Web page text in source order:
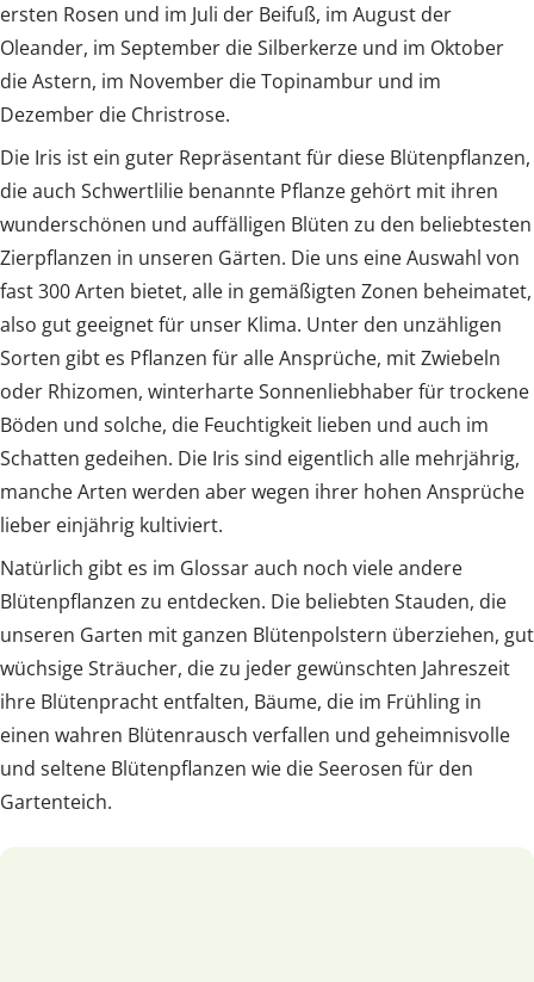
ersten Rosen und im Juli der Beifuß, im August der
Oleander, im September die Silberkerze und im Oktober
die Astern, im November die Topinambur und im
Dezember die Christrose.
Die Iris ist ein guter Repräsentant für diese Blütenpflanzen,
die auch Schwertlilie benannte Pflanze gehört mit ihren
wunderschönen und auffälligen Blüten zu den beliebtesten
Zierpflanzen in unseren Gärten. Die uns eine Auswahl von
fast 300 Arten bietet, alle in gemäßigten Zonen beheimatet,
also gut geeignet für unser Klima. Unter den unzähligen
Sorten gibt es Pflanzen für alle Ansprüche, mit Zwiebeln
oder Rhizomen, winterharte Sonnenliebhaber für trockene
Böden und solche, die Feuchtigkeit lieben und auch im
Schatten gedeihen. Die Iris sind eigentlich alle mehrjährig,
manche Arten werden aber wegen ihrer hohen Ansprüche
lieber einjährig kultiviert.
Natürlich gibt es im Glossar auch noch viele andere
Blütenpflanzen zu entdecken. Die beliebten Stauden, die
unseren Garten mit ganzen Blütenpolstern überziehen, gut
wüchsige Sträucher, die zu jeder gewünschten Jahreszeit
ihre Blütenpracht entfalten, Bäume, die im Frühling in
einen wahren Blütenrausch verfallen und geheimnisvolle
und seltene Blütenpflanzen wie die Seerosen für den
Gartenteich.